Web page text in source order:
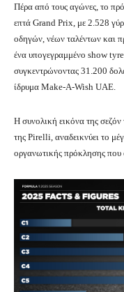
Πέρα από τους αγώνες, το
επτά Grand Prix, με 2.528
οδηγών, νέων ταλέντων και
ένα υπογεγραμμένο show
συγκεντρώνοντας 31.200
ίδρυμα Make-A-Wish UAE.
Η συνολική εικόνα της
της Pirelli, αναδεικνύει το
οργανωτικής πρόκλησης που